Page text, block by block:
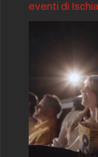
eventi di